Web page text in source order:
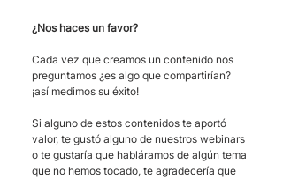
¿Nos haces un favor?
Cada vez que creamos un contenido nos
preguntamos ¿es algo que compartirían?
¡así medimos su éxito!
Si alguno de estos contenidos te aportó
valor, te gustó alguno de nuestros webinars
o te gustaría que habláramos de algún tema
que no hemos tocado, te agradecería que